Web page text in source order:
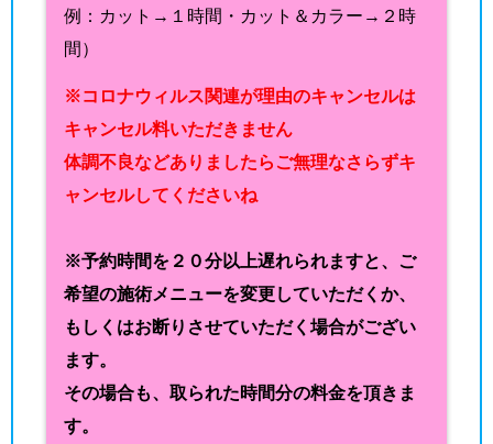
例：カット→１時間・カット＆カラー→２時
間）
※コロナウィルス関連が理由のキャンセルは
キャンセル料いただきません
体調不良などありましたらご無理なさらずキ
ャンセルしてくださいね
※予約時間を２０分以上遅れられますと、ご
希望の施術メニューを変更していただくか、
もしくはお断りさせていただく場合がござい
ます。
その場合も、取られた時間分の料金を頂きま
す。